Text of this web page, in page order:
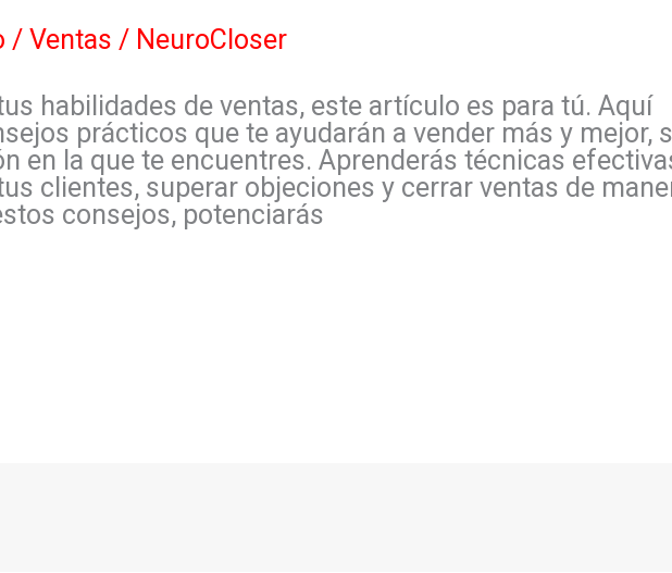
/ Ventas / NeuroCloser
habilidades de ventas, este artículo es para tú. Aquí
prácticos que te ayudarán a vender más y mejor,
en la que te encuentres. Aprenderás técnicas
clientes, superar objeciones y cerrar ventas de
consejos, potenciarás